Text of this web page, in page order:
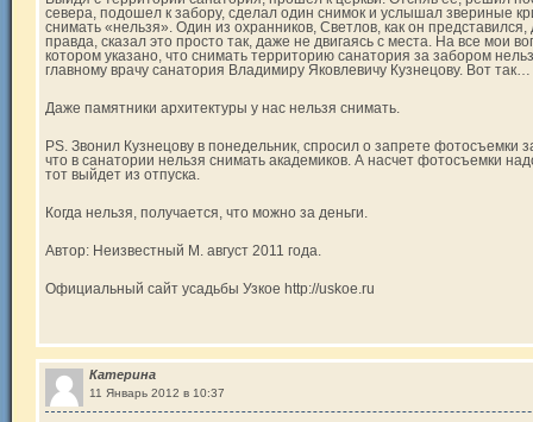
севера, подошел к забору, сделал один снимок и услышал звериные
снимать «нельзя». Один из охранников, Светлов, как он
правда, сказал это просто так, даже не двигаясь с места. На все мои
котором указано, что снимать территорию санатория за забором
главному врачу санатория Владимиру Яковлевичу Кузнецову. Вот так…
Даже памятники архитектуры у нас нельзя снимать.
PS. Звонил Кузнецову в понедельник, спросил о запрете фотосъемки
что в санатории нельзя снимать академиков. А насчет фотосъемки
тот выйдет из отпуска.
Когда нельзя, получается, что можно за деньги.
Автор: Неизвестный М. август 2011 года.
Официальный сайт усадьбы Узкое http://uskoe.ru
Катерина
11 Январь 2012 в 10:37